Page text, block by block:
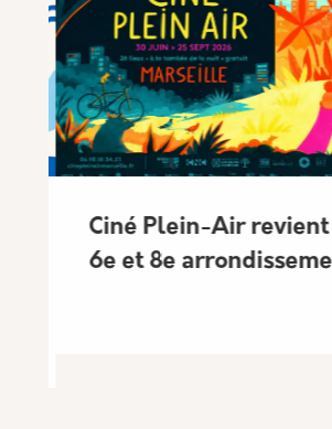
Ciné Plein-Air revient
6e et 8e